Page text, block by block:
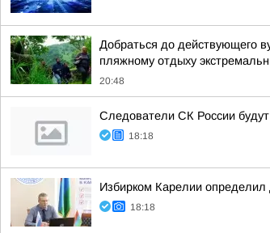
Добраться до действующего
пляжному отдыху
20:48
Следователи СК России
18:18
Избирком Карелии определил
18:18